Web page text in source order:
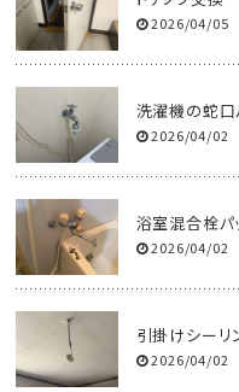
2026/04/05
洗濯機の蛇口
2026/04/02
浴室混合栓パ
2026/04/02
引掛けシーリ
2026/04/02